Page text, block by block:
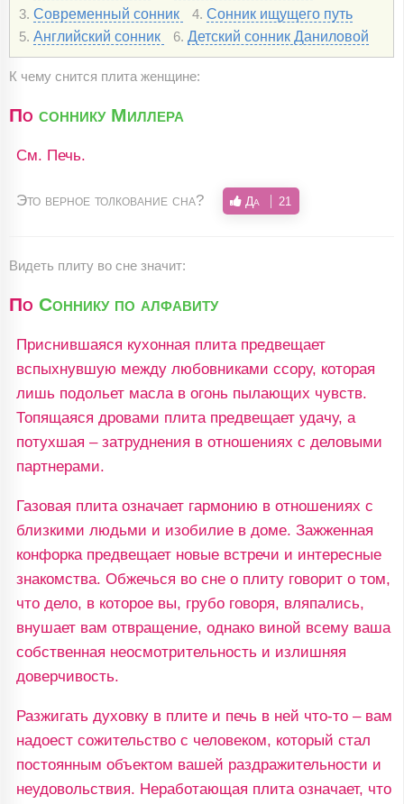
3. Современный сонник 4. Сонник ищущего путь
5. Английский сонник 6. Детский сонник Даниловой
К чему снится плита женщине:
По соннику Миллера
См. Печь.
Это верное толкование сна? Да 21
Видеть плиту во сне значит:
По Соннику по алфавиту
Приснившаяся кухонная плита предвещает
вспыхнувшую между любовниками ссору, которая
лишь подольет масла в огонь пылающих чувств.
Топящаяся дровами плита предвещает удачу, а
потухшая – затруднения в отношениях с деловыми
партнерами.
Газовая плита означает гармонию в отношениях с
близкими людьми и изобилие в доме. Зажженная
конфорка предвещает новые встречи и интересные
знакомства. Обжечься во сне о плиту говорит о том,
что дело, в которое вы, грубо говоря, вляпались,
внушает вам отвращение, однако виной всему ваша
собственная неосмотрительность и излишняя
доверчивость.
Разжигать духовку в плите и печь в ней что-то – вам
надоест сожительство с человеком, который стал
постоянным объектом вашей раздражительности и
неудовольствия. Неработающая плита означает, что